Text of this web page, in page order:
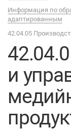
Информация по
адаптированным
42.04.05
и